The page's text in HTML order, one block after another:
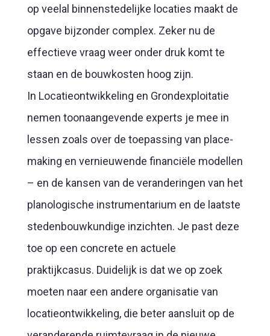
op veelal binnenstedelijke locaties maakt de
opgave bijzonder complex. Zeker nu de
effectieve vraag weer onder druk komt te
staan en de bouwkosten hoog zijn.
In Locatieontwikkeling en Grondexploitatie
nemen toonaangevende experts je mee in
lessen zoals over de toepassing van place-
making en vernieuwende financiële modellen
– en de kansen van de veranderingen van het
planologische instrumentarium en de laatste
stedenbouwkundige inzichten. Je past deze
toe op een concrete en actuele
praktijkcasus. Duidelijk is dat we op zoek
moeten naar een andere organisatie van
locatieontwikkeling, die beter aansluit op de